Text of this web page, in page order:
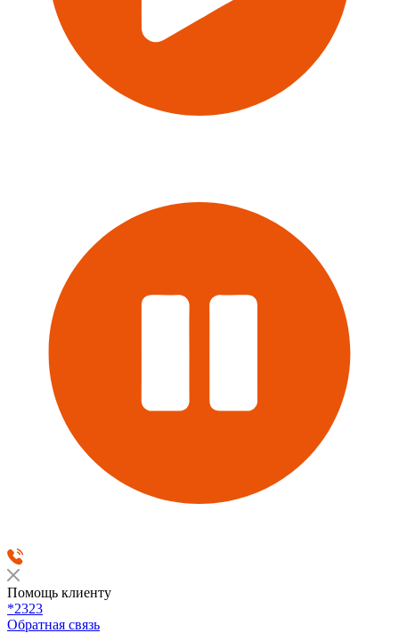
Помощь клиенту
*2323
Обратная связь